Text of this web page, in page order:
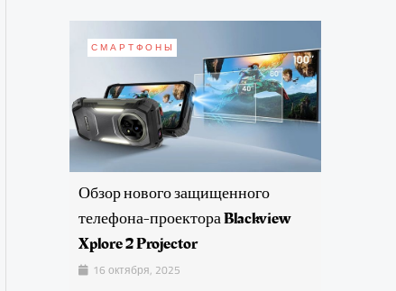
СМАРТФОНЫ
Обзор нового защищенного
телефона-проектора Blackview
Xplore 2 Projector
16 октября, 2025